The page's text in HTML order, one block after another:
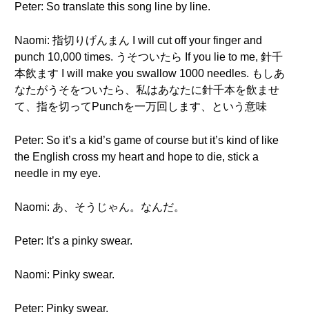
Peter: So translate this song line by line.
Naomi: 指切りげんまん I will cut off your finger and
punch 10,000 times. うそついたら If you lie to me, 針千
本飲ます I will make you swallow 1000 needles. もしあ
なたがうそをついたら、私はあなたに針千本を飲ませ
て、指を切ってPunchを一万回します、という意味
Peter: So it’s a kid’s game of course but it’s kind of like
the English cross my heart and hope to die, stick a
needle in my eye.
Naomi: あ、そうじゃん。なんだ。
Peter: It’s a pinky swear.
Naomi: Pinky swear.
Peter: Pinky swear.